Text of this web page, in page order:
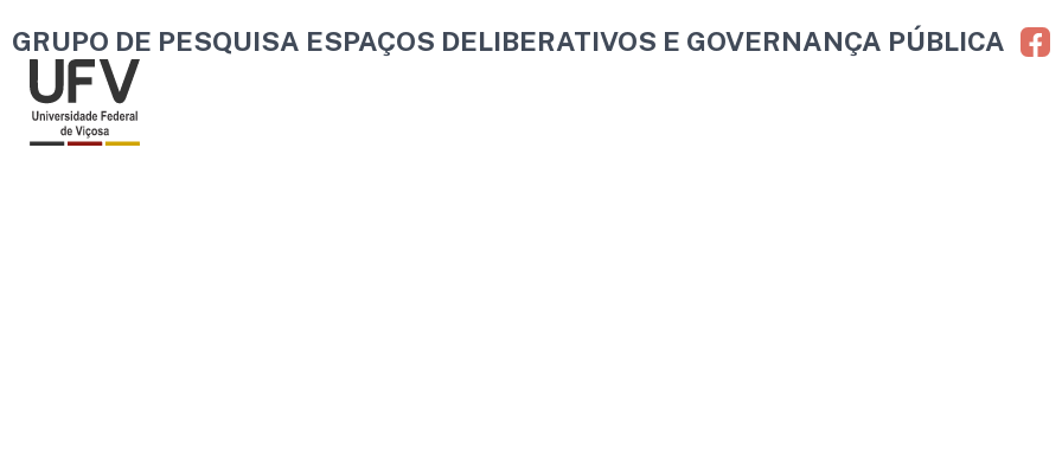
para
conteúdo
GRUPO DE PESQUISA ESPAÇOS DELIBERATIVOS E GOVERNANÇA PÚBLICA